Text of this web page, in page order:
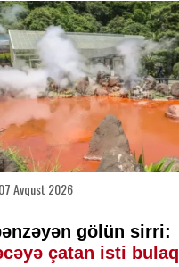
Avqust 2026
gölün sirri:
çatan isti bulaq